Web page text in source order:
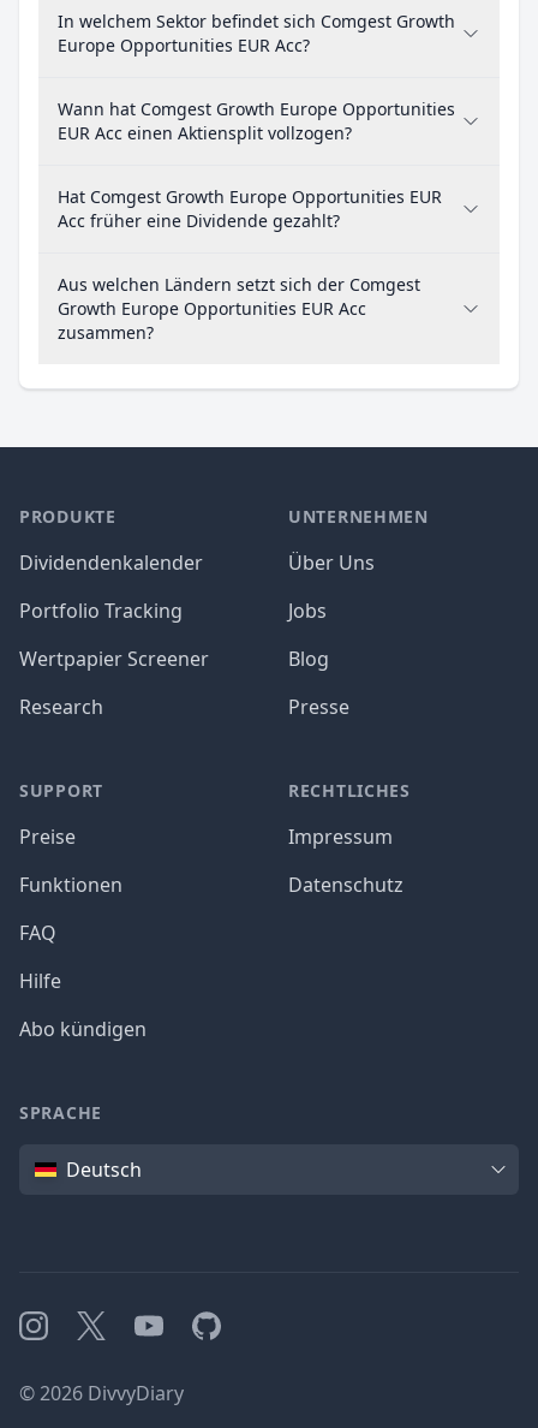
In welchem Sektor befindet sich Comgest Growth
Europe Opportunities EUR Acc?
Wann hat Comgest Growth Europe Opportunities
EUR Acc einen Aktiensplit vollzogen?
Hat Comgest Growth Europe Opportunities EUR
Acc früher eine Dividende gezahlt?
Aus welchen Ländern setzt sich der Comgest
Growth Europe Opportunities EUR Acc
zusammen?
PRODUKTE
Dividendenkalender
Portfolio Tracking
Wertpapier Screener
Research
SUPPORT
Preise
Funktionen
FAQ
Hilfe
Abo kündigen
UNTERNEHMEN
Über Uns
Jobs
Blog
Presse
RECHTLICHES
Impressum
Datenschutz
SPRACHE
SpracheDeutsch
Instagram
X YouTubeGitHub
©2026 DivvyDiary